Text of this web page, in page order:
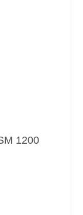
1200